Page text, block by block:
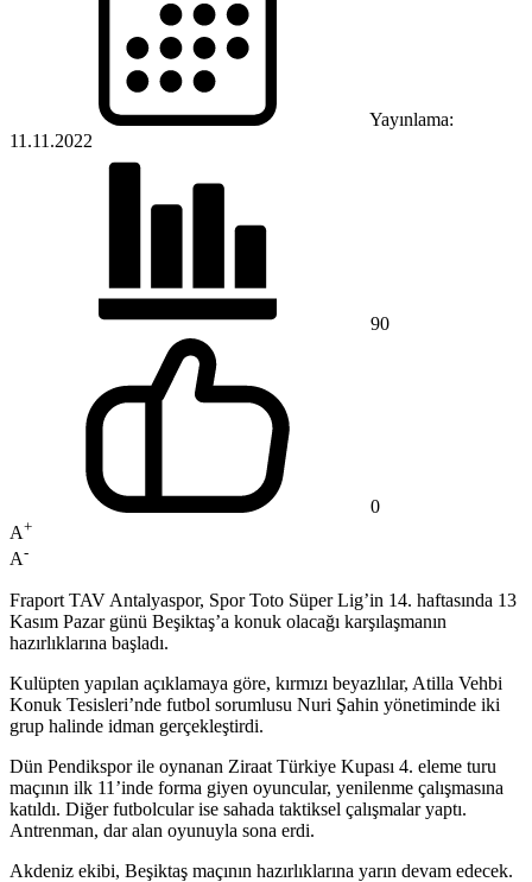
Yayınlama:
11.11.2022
90
0
A+
A-
Fraport TAV Antalyaspor, Spor Toto Süper Lig’in 14. haftasında 13
Kasım Pazar günü Beşiktaş’a konuk olacağı karşılaşmanın
hazırlıklarına başladı.
Kulüpten yapılan açıklamaya göre, kırmızı beyazlılar, Atilla Vehbi
Konuk Tesisleri’nde futbol sorumlusu Nuri Şahin yönetiminde iki
grup halinde idman gerçekleştirdi.
Dün Pendikspor ile oynanan Ziraat Türkiye Kupası 4. eleme turu
maçının ilk 11’inde forma giyen oyuncular, yenilenme çalışmasına
katıldı. Diğer futbolcular ise sahada taktiksel çalışmalar yaptı.
Antrenman, dar alan oyunuyla sona erdi.
Akdeniz ekibi, Beşiktaş maçının hazırlıklarına yarın devam edecek.